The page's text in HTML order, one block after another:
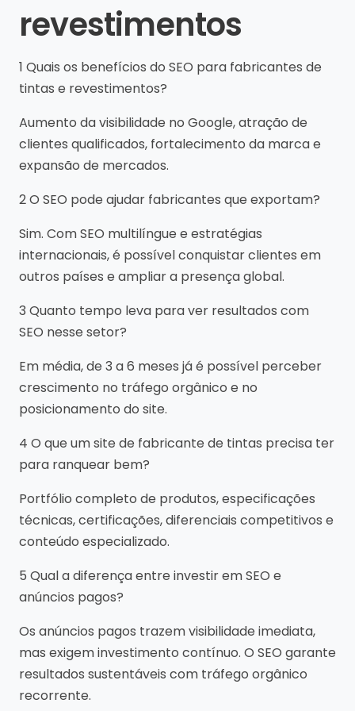
revestimentos
1 Quais os benefícios do SEO para fabricantes de
tintas e revestimentos?
Aumento da visibilidade no Google, atração de
clientes qualificados, fortalecimento da marca e
expansão de mercados.
2 O SEO pode ajudar fabricantes que exportam?
Sim. Com SEO multilíngue e estratégias
internacionais, é possível conquistar clientes em
outros países e ampliar a presença global.
3 Quanto tempo leva para ver resultados com
SEO nesse setor?
Em média, de 3 a 6 meses já é possível perceber
crescimento no tráfego orgânico e no
posicionamento do site.
4 O que um site de fabricante de tintas precisa ter
para ranquear bem?
Portfólio completo de produtos, especificações
técnicas, certificações, diferenciais competitivos e
conteúdo especializado.
5 Qual a diferença entre investir em SEO e
anúncios pagos?
Os anúncios pagos trazem visibilidade imediata,
mas exigem investimento contínuo. O SEO garante
resultados sustentáveis com tráfego orgânico
recorrente.